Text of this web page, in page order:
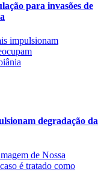
para invasões de
degradação da